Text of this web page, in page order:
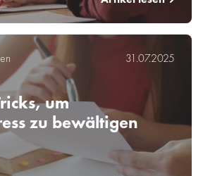
31.07.2025
um
zu bewältigen